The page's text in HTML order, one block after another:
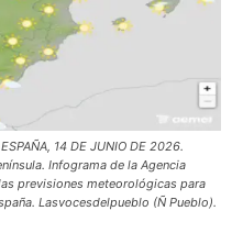
14 DE JUNIO DE 2026.
Infograma de la Agencia
previsiones meteorológicas para
Lasvocesdelpueblo (Ñ Pueblo).